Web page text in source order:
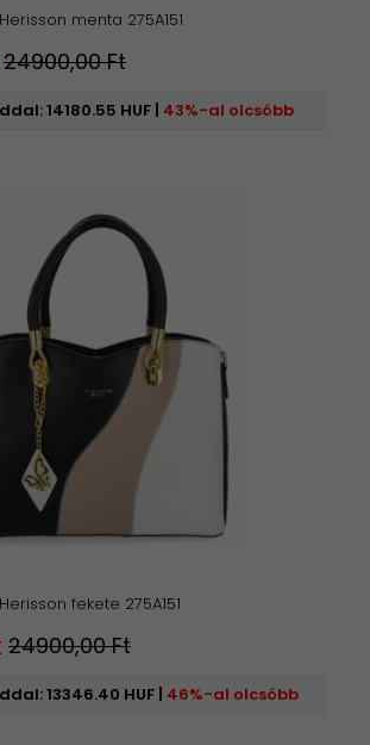
menta 275A151
24900,00 Ft
14180.55 HUF 43%-al olcsóbb
fekete 275A151
24900,00 Ft
13346.40 HUF 46%-al olcsóbb